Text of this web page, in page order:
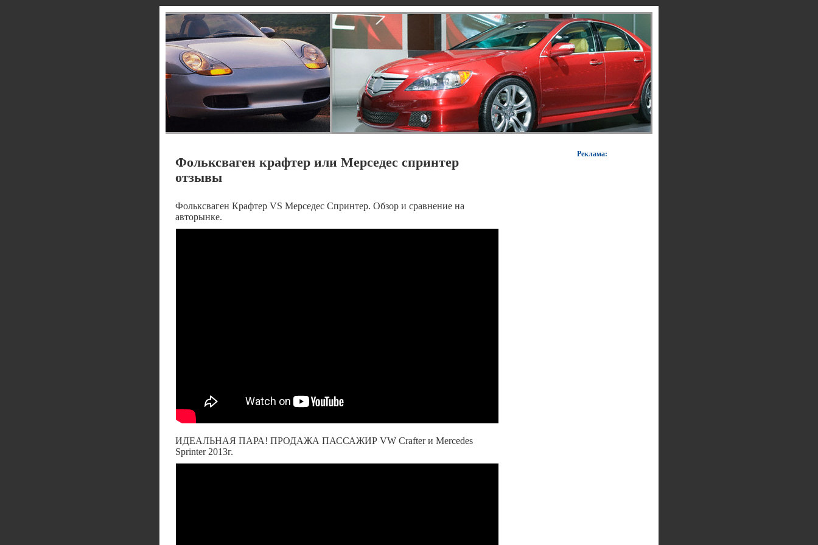
Фольксваген крафтер или Мерседес спринтер
отзывы
Фольксваген Крафтер VS Мерседес Спринтер. Обзор и сравнение на
авторынке.
ИДЕАЛЬНАЯ ПАРА! ПРОДАЖА ПАССАЖИР VW Crafter и Mercedes
Sprinter 2013г.
Реклама: